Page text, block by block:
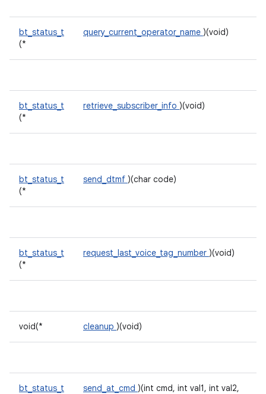
bt_status_t
(*
query_current_operator_name )(void)
bt_status_t
(*
retrieve_subscriber_info )(void)
bt_status_t
(*
send_dtmf )(char code)
bt_status_t
(*
request_last_voice_tag_number )(void)
void(* cleanup )(void)
bt_status_t
send_at_cmd )(int cmd, int val1, int val2,